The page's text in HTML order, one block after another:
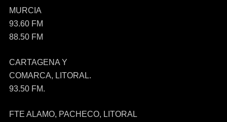
MURCIA
93.60 FM
88.50 FM
CARTAGENA Y
COMARCA, LITORAL.
93.50 FM.
FTE ALAMO, PACHECO, LITORAL